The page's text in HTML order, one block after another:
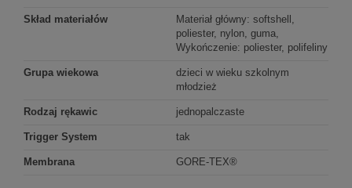
Skład materiałów
Materiał główny: softshell,
poliester, nylon, guma,
Wykończenie: poliester, polifeliny
Grupa wiekowa
dzieci w wieku szkolnym
młodzież
Rodzaj rękawic jednopalczaste
Trigger System tak
Membrana GORE-TEX®